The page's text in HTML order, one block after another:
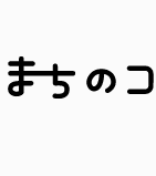
まちのコイン